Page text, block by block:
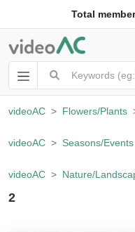
Total
videoAC Flowers/Plants
videoAC Seasons/Events
videoAC Nature/
2